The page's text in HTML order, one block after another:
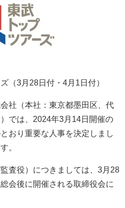
（3月28日付・4月1日付）
社（本社：東京都墨田区、代
では、2024年3月14日開催の
おり重要な人事を決定しまし
。
査役）につきましては、3月28
会後に開催される取締役会に